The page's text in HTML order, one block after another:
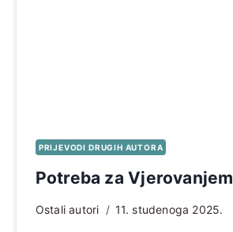
PRIJEVODI DRUGIH AUTORA
Potreba za Vjerovanjem
Ostali autori 11. studenoga 2025.